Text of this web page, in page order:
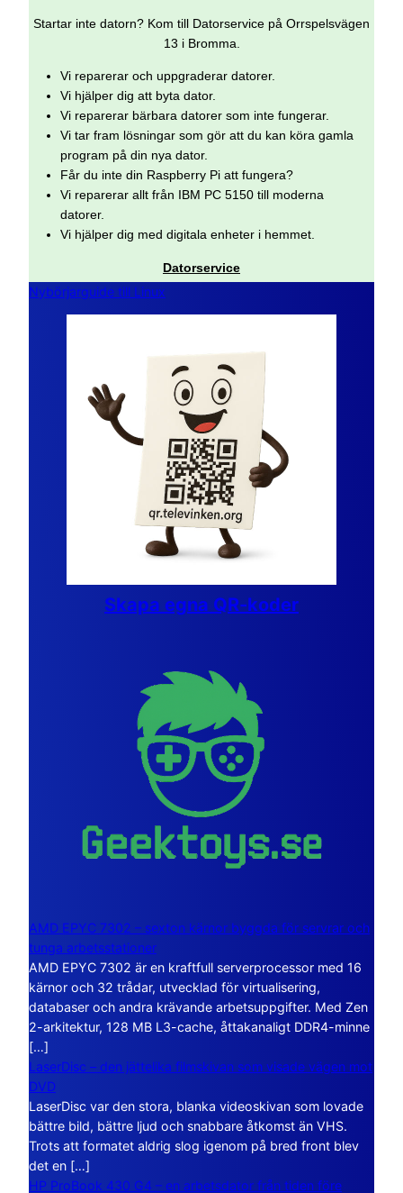
Startar inte datorn? Kom till Datorservice på Orrspelsvägen
13 i Bromma.
Vi reparerar och uppgraderar datorer.
Vi hjälper dig att byta dator.
Vi reparerar bärbara datorer som inte fungerar.
Vi tar fram lösningar som gör att du kan köra gamla
program på din nya dator.
Får du inte din Raspberry Pi att fungera?
Vi reparerar allt från IBM PC 5150 till moderna
datorer.
Vi hjälper dig med digitala enheter i hemmet.
Datorservice
Nybörjarguide till Linux
Skapa egna QR-koder
AMD EPYC 7302 – sexton kärnor byggda för servrar och
tunga arbetsstationer
AMD EPYC 7302 är en kraftfull serverprocessor med 16
kärnor och 32 trådar, utvecklad för virtualisering,
databaser och andra krävande arbetsuppgifter. Med Zen
2-arkitektur, 128 MB L3-cache, åttakanaligt DDR4-minne
[…]
LaserDisc – den jättelika filmskivan som visade vägen mot
DVD
LaserDisc var den stora, blanka videoskivan som lovade
bättre bild, bättre ljud och snabbare åtkomst än VHS.
Trots att formatet aldrig slog igenom på bred front blev
det en […]
HP ProBook 430 G4 – en arbetsdator från tiden före